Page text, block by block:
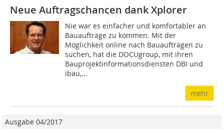
Neue Auftragschancen dank Xplorer
Nie war es einfacher und komfortabler an
Bauaufträge zu kommen. Mit der
Möglichkeit online nach Bauaufträgen zu
suchen, hat die DOCUgroup, mit ihren
Bauprojektinformationsdiensten DBI und
ibau,...
mehr
Ausgabe 04/2017